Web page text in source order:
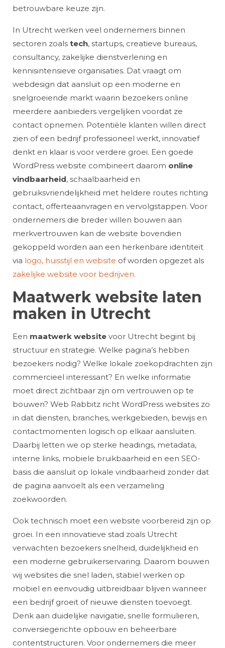
betrouwbare keuze zijn.
In Utrecht werken veel ondernemers binnen
sectoren zoals tech, startups, creatieve bureaus,
consultancy, zakelijke dienstverlening en
kennisintensieve organisaties. Dat vraagt om
webdesign dat aansluit op een moderne en
snelgroeiende markt waarin bezoekers online
meerdere aanbieders vergelijken voordat ze
contact opnemen. Potentiële klanten willen direct
zien of een bedrijf professioneel werkt, innovatief
denkt en klaar is voor verdere groei. Een goede
WordPress website combineert daarom online
vindbaarheid, schaalbaarheid en
gebruiksvriendelijkheid met heldere routes richting
contact, offerteaanvragen en vervolgstappen. Voor
ondernemers die breder willen bouwen aan
merkvertrouwen kan de website bovendien
gekoppeld worden aan een herkenbare identiteit
via logo, huisstijl en website of worden opgezet als
zakelijke website voor bedrijven.
Maatwerk website laten
maken in Utrecht
Een maatwerk website voor Utrecht begint bij
structuur en strategie. Welke pagina’s hebben
bezoekers nodig? Welke lokale zoekopdrachten zijn
commercieel interessant? En welke informatie
moet direct zichtbaar zijn om vertrouwen op te
bouwen? Web Rabbitz richt WordPress websites zo
in dat diensten, branches, werkgebieden, bewijs en
contactmomenten logisch op elkaar aansluiten.
Daarbij letten we op sterke headings, metadata,
interne links, mobiele bruikbaarheid en een SEO-
basis die aansluit op lokale vindbaarheid zonder dat
de pagina aanvoelt als een verzameling
zoekwoorden.
Ook technisch moet een website voorbereid zijn op
groei. In een innovatieve stad zoals Utrecht
verwachten bezoekers snelheid, duidelijkheid en
een moderne gebruikerservaring. Daarom bouwen
wij websites die snel laden, stabiel werken op
mobiel en eenvoudig uitbreidbaar blijven wanneer
een bedrijf groeit of nieuwe diensten toevoegt.
Denk aan duidelijke navigatie, snelle formulieren,
conversiegerichte opbouw en beheerbare
contentstructuren. Voor ondernemers die meer